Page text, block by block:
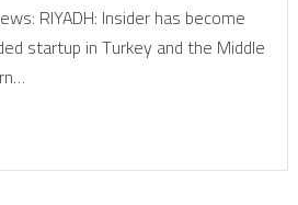
RIYADH: Insider has become
startup in Turkey and the Middle